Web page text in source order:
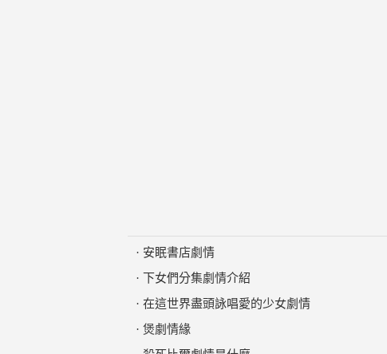
· 安眠書店劇情
· 下女們分集劇情介紹
· 在這世界盡頭詠唱愛的少女劇情
· 煲劇情緣